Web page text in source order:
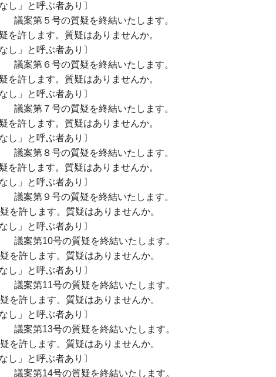
呼ぶ者あり〕
議案第５号の質疑を終結いたします。
を許します。質疑はありませんか。
呼ぶ者あり〕
議案第６号の質疑を終結いたします。
を許します。質疑はありませんか。
呼ぶ者あり〕
議案第７号の質疑を終結いたします。
を許します。質疑はありませんか。
呼ぶ者あり〕
議案第８号の質疑を終結いたします。
を許します。質疑はありませんか。
呼ぶ者あり〕
議案第９号の質疑を終結いたします。
を許します。質疑はありませんか。
呼ぶ者あり〕
議案第10号の質疑を終結いたします。
を許します。質疑はありませんか。
呼ぶ者あり〕
議案第11号の質疑を終結いたします。
を許します。質疑はありませんか。
呼ぶ者あり〕
議案第13号の質疑を終結いたします。
を許します。質疑はありませんか。
呼ぶ者あり〕
議案第14号の質疑を終結いたします。